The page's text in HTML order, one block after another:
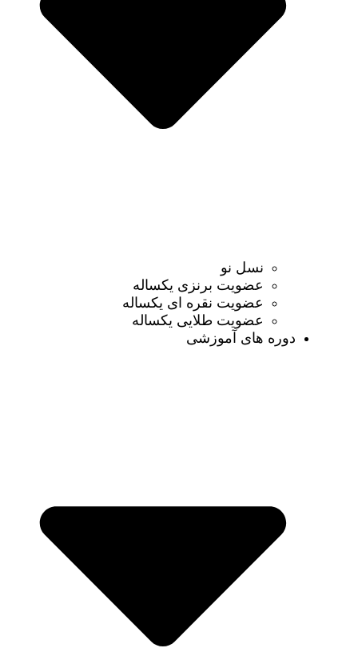
نسل نو
عضویت برنزی یکساله
عضویت نقره ای یکساله
عضویت طلایی یکساله
دوره های آموزشی